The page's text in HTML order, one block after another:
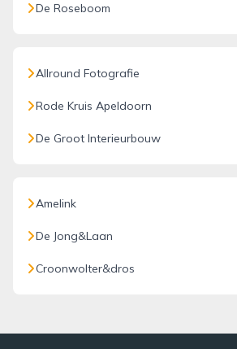
De Roseboom
Allround Fotografie
Rode Kruis Apeldoorn
De Groot Interieurbouw
Amelink
De Jong&Laan
Croonwolter&dros